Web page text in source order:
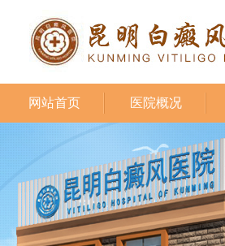
网站首页 医院概况